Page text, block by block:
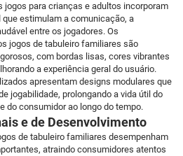
para crianças e adultos incorporam
estimulam a comunicação, a
entre os jogadores. Os
jogos de tabuleiro familiares são
com bordas lisas, cores vibrantes
a experiência geral do usuário.
apresentam designs modulares que
jogabilidade, prolongando a vida útil do
do consumidor ao longo do tempo.
e de Desenvolvimento
de tabuleiro familiares desempenham
atraindo consumidores atentos